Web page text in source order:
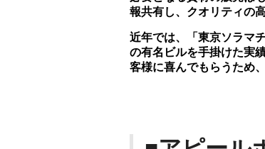
報共有し、クオリティの
近年では、「東京ソラマ
の有名ビルを手掛けた実
客様に喜んでもらうため